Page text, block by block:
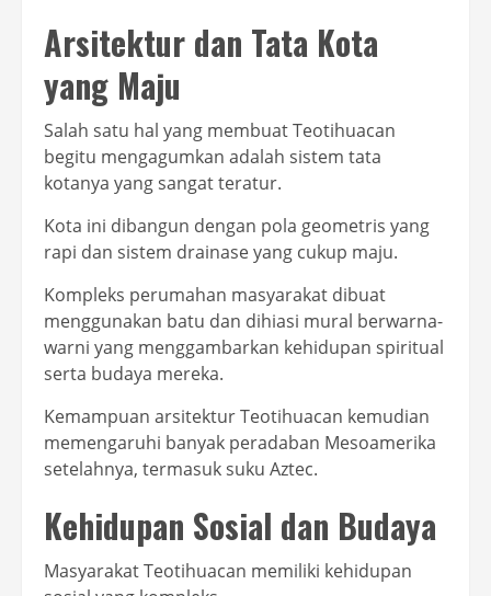
Arsitektur dan Tata Kota
yang Maju
Salah satu hal yang membuat Teotihuacan
begitu mengagumkan adalah sistem tata
kotanya yang sangat teratur.
Kota ini dibangun dengan pola geometris yang
rapi dan sistem drainase yang cukup maju.
Kompleks perumahan masyarakat dibuat
menggunakan batu dan dihiasi mural berwarna-
warni yang menggambarkan kehidupan spiritual
serta budaya mereka.
Kemampuan arsitektur Teotihuacan kemudian
memengaruhi banyak peradaban Mesoamerika
setelahnya, termasuk suku Aztec.
Kehidupan Sosial dan Budaya
Masyarakat Teotihuacan memiliki kehidupan